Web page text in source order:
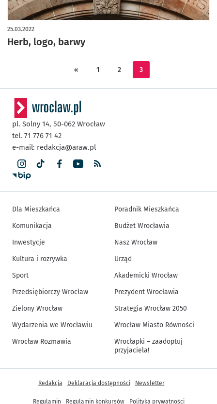
Herb, logo, barwy
25.03.2022
« 1 2 3
pl. Solny 14, 50-062 Wrocław
tel. 71 776 71 42
e-mail: redakcja@araw.pl
Dla Mieszkańca
Komunikacja
Inwestycje
Kultura i rozrywka
Sport
Przedsiębiorczy Wrocław
Zielony Wrocław
Wydarzenia we Wrocławiu
Wrocław Rozmawia
Poradnik Mieszkańca
Budżet Wrocławia
Nasz Wrocław
Urząd
Akademicki Wrocław
Prezydent Wrocławia
Strategia Wrocław 2050
Wrocław Miasto Równości
Wrocłapki – zaadoptuj
przyjaciela!
Inne informacje
Redakcja Deklaracja dostępności Newsletter
Regulamin Regulamin konkursów Polityka prywatności